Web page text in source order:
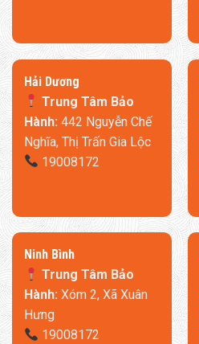
​Hải Dương
Trung Tâm Bảo
Hành: 442 Nguyễn Chế
Nghĩa, Thị Trấn Gia Lộc
19008172
Ninh Bình
Trung Tâm Bảo
Hành:Xóm 2, Xã Xuân
Hưng
19008172